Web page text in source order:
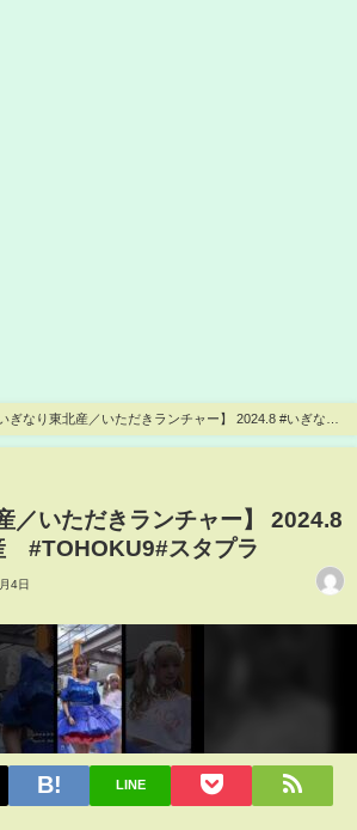
ぎなり東北産／いただきランチャー】 2024.8 #いぎなり
ラ
／いただきランチャー】 2024.8
#TOHOKU9#スタプラ
4日
LINE